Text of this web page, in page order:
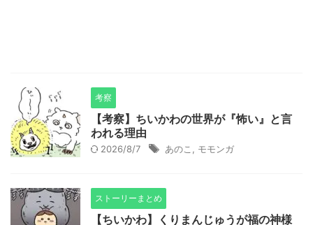
考察
【考察】ちいかわの世界が『怖い』と言
われる理由
2026/8/7 あのこ モモンガ
ストーリーまとめ
【ちいかわ】くりまんじゅうが福の神様